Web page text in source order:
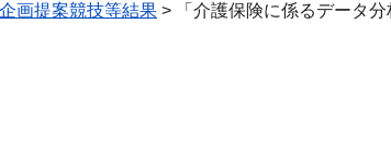
画提案競技等結果 > 「介護保険に係るデータ